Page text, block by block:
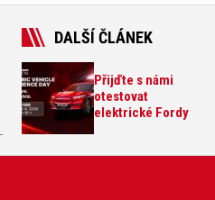
DALŠÍ ČLÁNEK
Přijďte s námi
otestovat
elektrické Fordy